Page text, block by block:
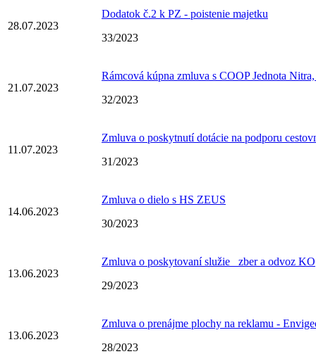
28.07.2023
Dodatok č.2 k PZ - poistenie majetku
33/2023
21.07.2023
Rámcová kúpna zmluva s COOP Jednota
32/2023
11.07.2023
Zmluva o poskytnutí dotácie na podporu
31/2023
14.06.2023
Zmluva o dielo s HS ZEUS
30/2023
13.06.2023
Zmluva o poskytovaní služie _zber a odvoz KO
29/2023
13.06.2023
Zmluva o prenájme plochy na reklamu -
28/2023